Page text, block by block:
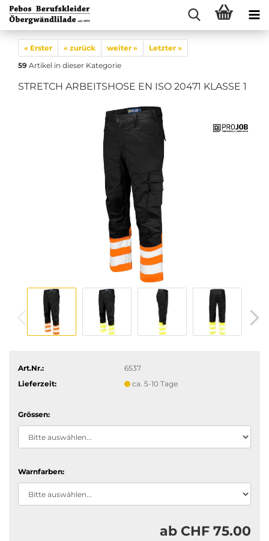
« Erster « zurück weiter »
Letzter »
59 Artikel in dieser Kategorie
STRETCH ARBEITSHOSE EN ISO 20471 KLASSE 1
Art.Nr.:
6537
Lieferzeit:
ca. 5-10 Tage
Grössen:
Warnfarben:
ab CHF 75.00